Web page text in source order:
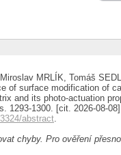
MRLÍK, Tomáš
of surface modification of
and its photo-actuation
1293-1300. [cit. 2026-08-
abstract.
chyby. Pro ověření